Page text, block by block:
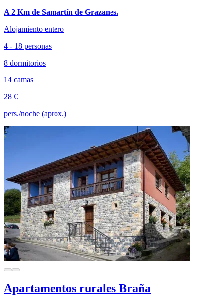
A 2 Km de Samartín de Grazanes.
Alojamiento entero
4 - 18 personas
8 dormitorios
14 camas
28 €
pers./noche (aprox.)
Apartamentos rurales Braña